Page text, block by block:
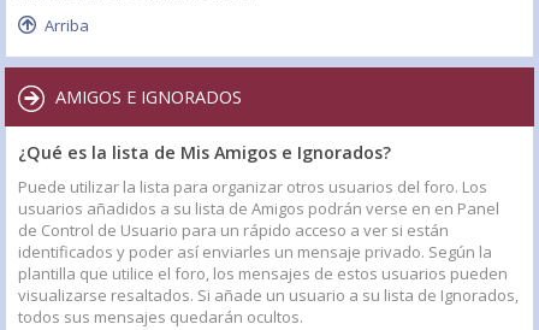
Arriba
AMIGOS E IGNORADOS
¿Qué es la lista de Mis Amigos e Ignorados?
Puede utilizar la lista para organizar otros usuarios del foro. Los
usuarios añadidos a su lista de Amigos podrán verse en en Panel
de Control de Usuario para un rápido acceso a ver si están
identificados y poder así enviarles un mensaje privado. Según la
plantilla que utilice el foro, los mensajes de estos usuarios pueden
visualizarse resaltados. Si añade un usuario a su lista de Ignorados,
todos sus mensajes quedarán ocultos.